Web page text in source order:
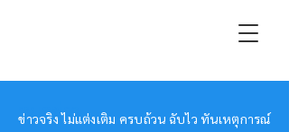
หมอข่าว
ข่าวจริง ไม่แต่งเติม ครบถ้วน ฉับไว ทันเหตุการณ์